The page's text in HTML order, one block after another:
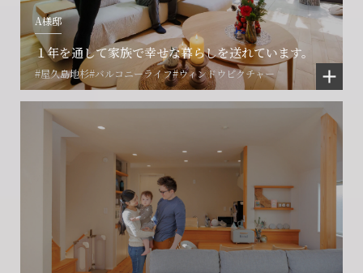
A様邸
１年を通して家族で幸せな暮らしを送れています。
#屋久島地杉#バルコニーライフ#ウィンドウピクチャー